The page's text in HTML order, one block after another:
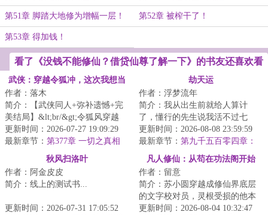
第51章 脚踏大地修为增幅一层！ 第52章 被榨干了！
第53章 得加钱！
看了《没钱不能修仙？借贷仙尊了解一下》的书友还喜欢看
武侠：穿越令狐冲，这次我想当
作者：落木
简介：【武侠同人+弥补遗憾+完
美结局】&lt;br/&gt;令狐风穿越
了。&lt;br/&gt;一觉醒来，穿成了
金书第一白...
更新时间：2026-07-27 19:09:29
最新章节： 第377章 一切之真相
劫天运
作者：浮梦流年
简介：我从出生前就给人算计
了，懂行的先生说我活不过七
岁。外婆为了救我，给我娶了童
养媳，让我过起了安...
更新时间：2026-08-08 23:59:59
最新章节： 第九千五百零四章：
契机
秋风扫洛叶
作者：阿金皮皮
简介：线上的测试书...
更新时间：2026-07-31 17:05:52
凡人修仙：从苟在功法阁开始
作者：留意
简介：苏小圆穿越成修仙界底层
的文字校对员，灵根受损的他本
以为一生将碌碌无为。&lt;br/&gt;
更新时间：2026-08-04 10:32:47